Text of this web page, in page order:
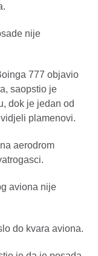
nije
777 objavio
saopstio je
dok je jedan od
plamenovi.
aerodrom
aviona nije
do kvara aviona.